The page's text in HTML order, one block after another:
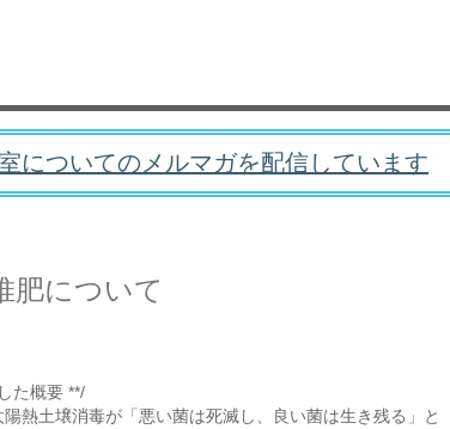
についてのメルマガを配信しています
肥について
た概要 **/
熱土壌消毒が「悪い菌は死滅し、良い菌は生き残る」と